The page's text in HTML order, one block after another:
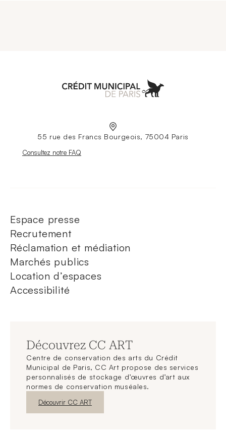
55 rue des Francs Bourgeois, 75004 Paris
Nouvelle fenêtre
Consultez notre FAQ
Espace presse
Recrutement
Réclamation et médiation
Marchés publics
Location d’espaces
Accessibilité
Découvrez CC ART
Centre de conservation des arts du Crédit
Municipal de Paris, CC Art propose des services
personnalisés de stockage d’œuvres d’art aux
normes de conservation muséales.
Nouvelle fenêtre
Découvrir CC ART